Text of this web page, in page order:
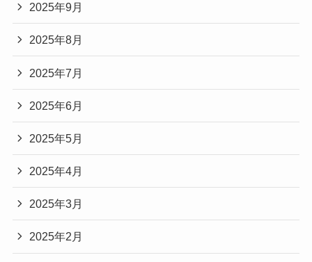
2025年9月
2025年8月
2025年7月
2025年6月
2025年5月
2025年4月
2025年3月
2025年2月